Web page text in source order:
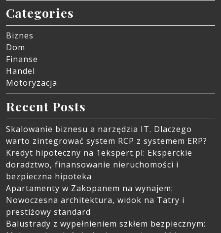
5 stycznia, 2019
Umowa kredytu hipotecznego
14 lutego, 2019
Wskazówki i porady dotyczące
świetnego projektowania stron
internetowych
Categories
Biznes
Dom
Finanse
Handel
Motoryzacja
Recent Posts
Skalowanie biznesu a narzędzia IT. Dlaczego
warto zintegrować system RCP z systemem ERP?
Kredyt hipoteczny na 1ekspert.pl: Eksperckie
doradztwo, finansowanie nieruchomości i
bezpieczna hipoteka
Apartamenty w Zakopanem na wynajem:
Nowoczesna architektura, widok na Tatry i
prestiżowy standard
Balustrady z wypełnieniem szkłem bezpiecznym: